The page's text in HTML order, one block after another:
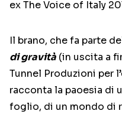
ex The Voice of Italy
Il brano, che fa parte
di gravità (in uscita a
Tunnel Produzioni per
racconta la paoesia di
foglio, di un mondo di